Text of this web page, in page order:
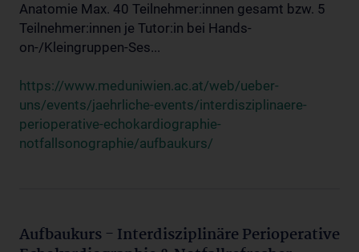
Anatomie Max. 40 Teilnehmer:innen gesamt bzw. 5
Teilnehmer:innen je Tutor:in bei Hands-
on-/Kleingruppen-Ses...
https://www.meduniwien.ac.at/web/ueber-
uns/events/jaehrliche-events/interdisziplinaere-
perioperative-echokardiographie-
notfallsonographie/aufbaukurs/
Aufbaukurs - Interdisziplinäre Perioperative